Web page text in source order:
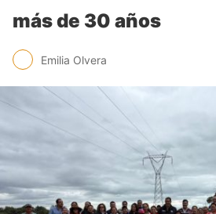
más de 30 años
Emilia Olvera